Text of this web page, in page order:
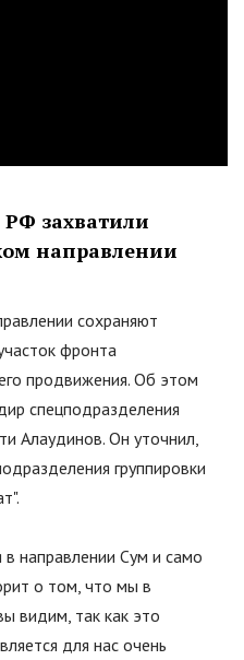
захватили
направлении
сохраняют
фронта
продвижения. Об этом
спецподразделения
Алаудинов. Он уточнил,
группировки
".
направлении Сум и само
о том, что мы в
видим, так как это
для нас очень